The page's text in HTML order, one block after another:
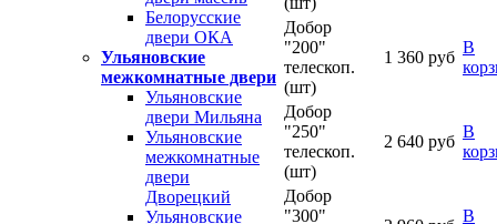
Белорусские
двери ОКА
Ульяновские
межкомнатные двери
Ульяновские
двери Мильяна
Ульяновские
межкомнатные
двери
Дворецкий
Ульяновские
Добор
"200"
телескоп.
(шт)
1 360 руб
В
Добор
"250"
телескоп.
(шт)
2 640 руб
В
Добор
"300"
В